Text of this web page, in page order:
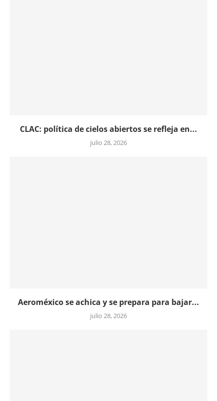
CLAC: política de cielos abiertos se refleja en...
julio 28, 2026
Aeroméxico se achica y se prepara para bajar...
julio 28, 2026